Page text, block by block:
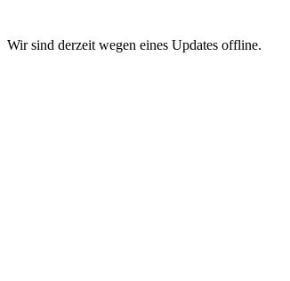
Wir sind derzeit wegen eines Updates offline.